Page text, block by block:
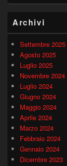
Archivi
Settembre 2025
Agosto 2025
Luglio 2025
Novembre 2024
Luglio 2024
Giugno 2024
Maggio 2024
Aprile 2024
Marzo 2024
Febbraio 2024
Gennaio 2024
Dicembre 2023